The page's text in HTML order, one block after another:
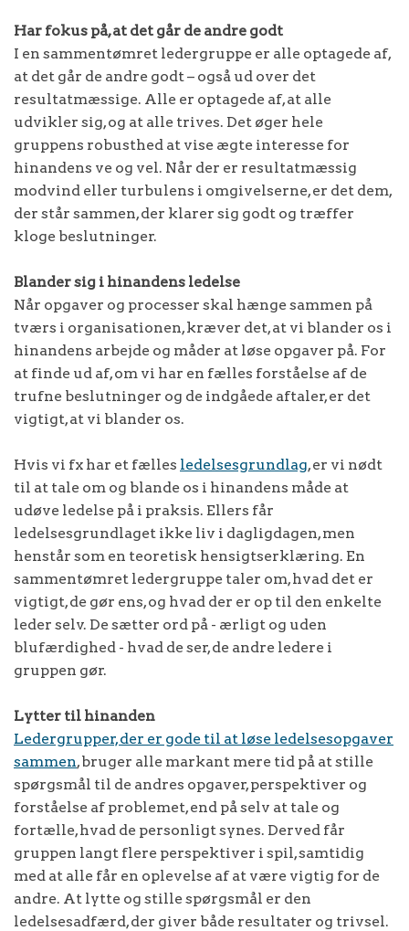
Har fokus på, at det går de andre godt
I en sammentømret ledergruppe er alle optagede af,
at det går de andre godt – også ud over det
resultatmæssige. Alle er optagede af, at alle
udvikler sig, og at alle trives. Det øger hele
gruppens robusthed at vise ægte interesse for
hinandens ve og vel. Når der er resultatmæssig
modvind eller turbulens i omgivelserne, er det dem,
der står sammen, der klarer sig godt og træffer
kloge beslutninger.
Blander sig i hinandens ledelse
Når opgaver og processer skal hænge sammen på
tværs i organisationen, kræver det, at vi blander os i
hinandens arbejde og måder at løse opgaver på. For
at finde ud af, om vi har en fælles forståelse af de
trufne beslutninger og de indgåede aftaler, er det
vigtigt, at vi blander os.
Hvis vi fx har et fælles ledelsesgrundlag, er vi nødt
til at tale om og blande os i hinandens måde at
udøve ledelse på i praksis. Ellers får
ledelsesgrundlaget ikke liv i dagligdagen, men
henstår som en teoretisk hensigtserklæring. En
sammentømret ledergruppe taler om, hvad det er
vigtigt, de gør ens, og hvad der er op til den enkelte
leder selv. De sætter ord på - ærligt og uden
blufærdighed - hvad de ser, de andre ledere i
gruppen gør.
Lytter til hinanden
Ledergrupper, der er gode til at løse ledelsesopgaver
sammen, bruger alle markant mere tid på at stille
spørgsmål til de andres opgaver, perspektiver og
forståelse af problemet, end på selv at tale og
fortælle, hvad de personligt synes. Derved får
gruppen langt flere perspektiver i spil, samtidig
med at alle får en oplevelse af at være vigtig for de
andre. At lytte og stille spørgsmål er den
ledelsesadfærd, der giver både resultater og trivsel.